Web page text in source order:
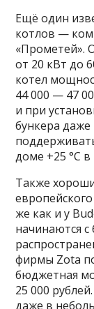
Ещё один
котлов —
«Прометей».
от 20 кВт до
котел
44 000 — 47
и при
бункера
доме +25 °С в
Также
же как и у
начинаются с
фирмы Zota
бюджетная
25 000
даже в